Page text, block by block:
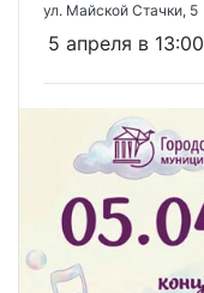
ул. Майской Стачки, 5
5 апреля в 13:00